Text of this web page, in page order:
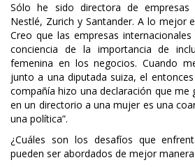
Sólo he sido directora de empresas
Nestlé, Zurich y Santander. A lo mejor
Creo que las empresas
conciencia de la importancia de
femenina en los negocios. Cuando
junto a una diputada suiza, el
compañía hizo una declaración que me
en un directorio a una mujer es una
una política”.
¿Cuáles son los desafíos que
pueden ser abordados de mejor